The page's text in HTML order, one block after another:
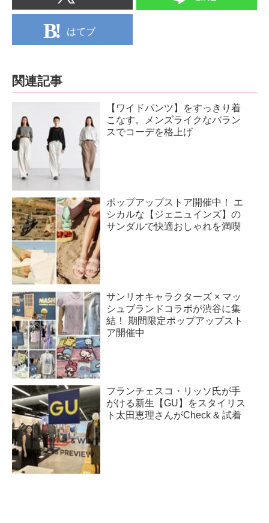
はてブ
関連記事
【ワイドパンツ】をすっきり着
こなす。メンズライクなバラン
スでコーデを格上げ
ポップアップストア開催中！ エ
シカルな【ジェニュインズ】の
サンダルで快適おしゃれを満喫
サンリオキャラクターズ × マッ
シュブランドコラボが渋谷に集
結！ 期間限定ポップアップスト
ア開催中
フランチェスコ・リッソ氏が手
がける新生【GU】をスタイリス
ト太田恵理さんがCheck & 試着